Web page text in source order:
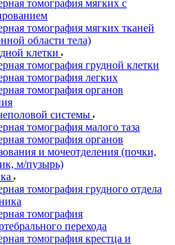
томография мягких с
томография мягких тканей
области тела)
клетки
томография грудной клетки
томография легких
томография органов
системы
томография малого таза
томография органов
и мочеотделения (почки,
м/пузырь)
томография грудного отдела
томография
перехода
томография крестца и